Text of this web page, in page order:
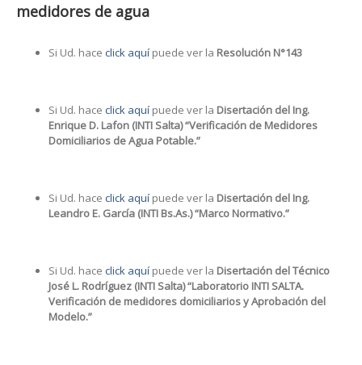
medidores de agua
Si Ud. hace click aquí puede ver la Resolución N°143
Si Ud. hace click aquí puede ver la Disertación del Ing.
Enrique D. Lafon (INTI Salta) “Verificación de Medidores
Domiciliarios de Agua Potable.”
Si Ud. hace click aquí puede ver la Disertación del Ing.
Leandro E. García (INTI Bs.As.) “Marco Normativo.”
Si Ud. hace click aquí puede ver la Disertación del Técnico
José L. Rodríguez (INTI Salta) “Laboratorio INTI SALTA.
Verificación de medidores domiciliarios y Aprobación del
Modelo.”